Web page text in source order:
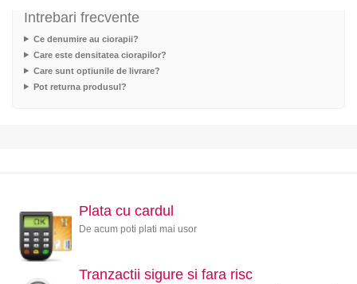
Intrebari frecvente
Ce denumire au ciorapii?
Care este densitatea ciorapilor?
Care sunt optiunile de livrare?
Pot returna produsul?
Plata cu cardul
De acum poti plati mai usor
Tranzactii sigure si fara risc